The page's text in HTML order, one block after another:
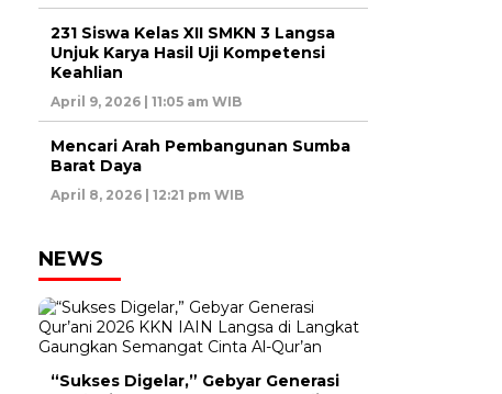
231 Siswa Kelas XII SMKN 3 Langsa
Unjuk Karya Hasil Uji Kompetensi
Keahlian
April 9, 2026 | 11:05 am WIB
Mencari Arah Pembangunan Sumba
Barat Daya
April 8, 2026 | 12:21 pm WIB
NEWS
“Sukses Digelar,” Gebyar Generasi